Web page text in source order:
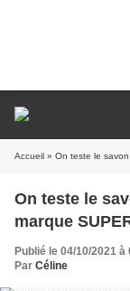
Accueil » On teste le
On teste le
marque
Publié le 04/10/2021 à
Par Céline